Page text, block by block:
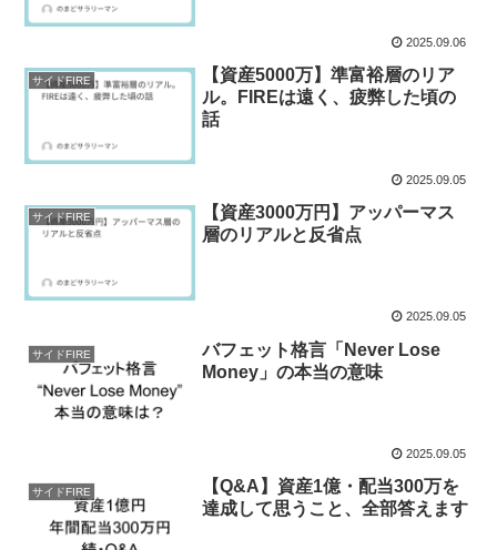
2025.09.06
サイドFIRE
【資産5000万】準富裕層のリア
ル。FIREは遠く、疲弊した頃の
話
2025.09.05
サイドFIRE
【資産3000万円】アッパーマス
層のリアルと反省点
2025.09.05
サイドFIRE
バフェット格言「Never Lose
Money」の本当の意味
2025.09.05
サイドFIRE
【Q&A】資産1億・配当300万を
達成して思うこと、全部答えます